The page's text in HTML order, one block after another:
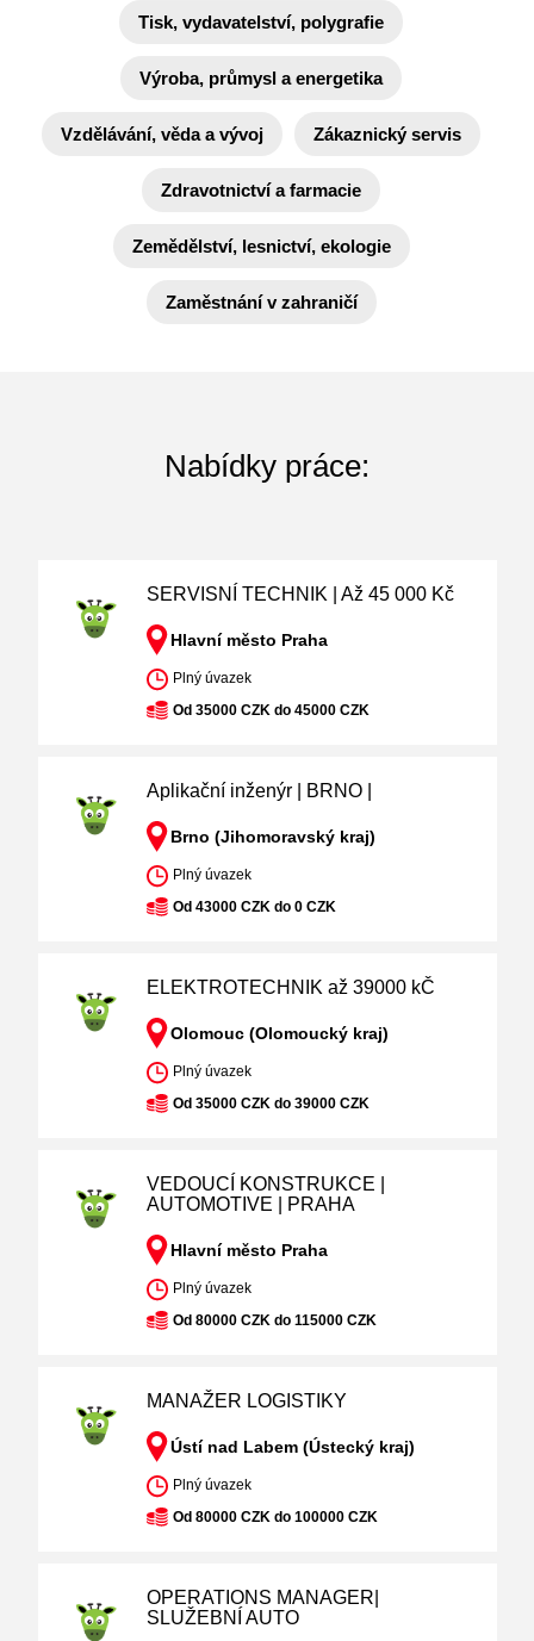
Tisk, vydavatelství, polygrafie
Výroba, průmysl a energetika
Vzdělávání, věda a vývoj Zákaznický servis
Zdravotnictví a farmacie
Zemědělství, lesnictví, ekologie
Zaměstnání v zahraničí
Nabídky práce:
SERVISNÍ TECHNIK | Až 45 000 Kč
Hlavní město Praha
Plný úvazek
Od 35000 CZK do 45000 CZK
Aplikační inženýr | BRNO |
Brno (Jihomoravský kraj)
Plný úvazek
Od 43000 CZK do 0 CZK
ELEKTROTECHNIK až 39000 kČ
Olomouc (Olomoucký kraj)
Plný úvazek
Od 35000 CZK do 39000 CZK
VEDOUCÍ KONSTRUKCE |
AUTOMOTIVE | PRAHA
Hlavní město Praha
Plný úvazek
Od 80000 CZK do 115000 CZK
MANAŽER LOGISTIKY
Ústí nad Labem (Ústecký kraj)
Plný úvazek
Od 80000 CZK do 100000 CZK
OPERATIONS MANAGER|
SLUŽEBNÍ AUTO